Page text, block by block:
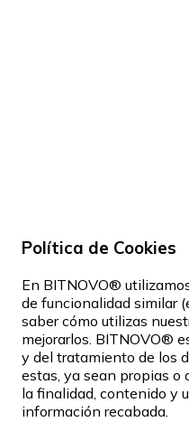
Política de Cookies
En BITNOVO®
de funcionalidad similar
saber cómo utilizas
mejorarlos. BITNOVO®
y del tratamiento de los
estas, ya sean propias o
la finalidad, contenido y
información recabada.